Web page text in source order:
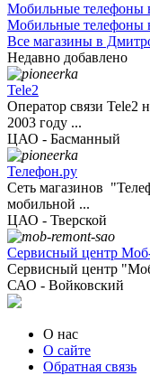
Мобильные телефоны
Мобильные
Все магазины в
Недавно добавлено
Tele2
Оператор связи Tele2
2003 году ...
ЦАО - Басманный
Телефон.ру
Сеть магазинов
мобильной ...
ЦАО - Тверской
Сервисный центр
Сервисный центр
САО - Войковский
О нас
О сайте
Обратная связь